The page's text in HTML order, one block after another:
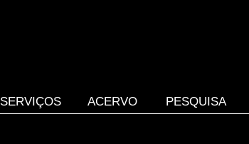
SERVIÇOS ACERVO PESQUISA